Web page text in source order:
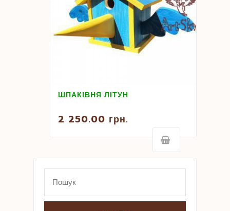
ШПАКІВНЯ ЛІТУН
2 250.00 грн.
for: